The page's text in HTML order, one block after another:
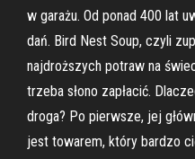
w garażu. Od ponad 400 lat
dań. Bird Nest Soup, czyli
najdroższych potraw na
trzeba słono zapłacić.
droga? Po pierwsze, jej
jest towarem, który bardzo